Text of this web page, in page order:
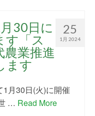
25
1月 2024
30日に
す「ス
農業推進
ます
月30日(火)に開催
… Read More